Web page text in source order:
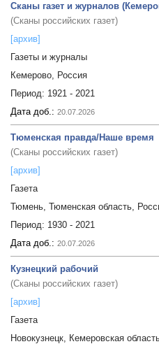
Сканы газет и журналов
(Сканы российских газет)
[архив]
Газеты и журналы
Кемерово, Россия
Период: 1921 - 2021
Дата доб.: 20.07.2026
Тюменская правда/Наше время
(Сканы российских газет)
[архив]
Газета
Тюмень, Тюменская область,
Период: 1930 - 2021
Дата доб.: 20.07.2026
Кузнецкий рабочий
(Сканы российских газет)
[архив]
Газета
Новокузнецк, Кемеровская